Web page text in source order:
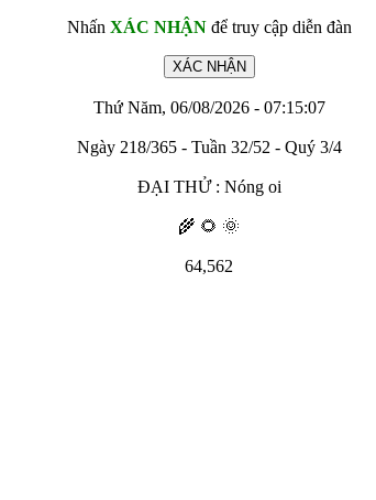
Nhấn XÁC NHẬNđể truy cập diễn đàn
Thứ Năm, 06/08/2026 - 07:15:07
Ngày 218/365 - Tuần 32/52 - Quý 3/4
ĐẠI THỬ : Nóng oi
🌾 🌻 🌞
64,562